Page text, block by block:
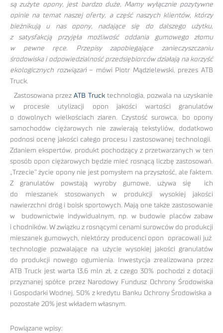
są zużyte opony, jest bardzo duże, Mamy wyłącznie pozytywne
opinie na temat naszej oferty, a część naszych klientów, którzy
bieżnikują u nas opony, nadające się do dalszego użytku,
z satysfakcją przyjęła możliwość oddania gumowego złomu
w pewne ręce. Przepisy zapobiegające zanieczyszczaniu
środowiska i odpowiedzialność przedsiębiorców działają na korzyść
ekologicznych rozwiązań– mówi Piotr Mądzielewski, prezes ATB
Truck.
Zastosowana przezATB Trucktechnologia, pozwala na uzyskanie
w procesie utylizacji opon jakości wartości granulatów
o dowolnych wielkościach ziaren. Czystość surowca, bo opony
samochodów ciężarowych nie zawierają tekstyliów, dodatkowo
podnosi ocenę jakości całego procesu i zastosowanej technologii.
Zdaniem ekspertów, produkt pochodzący z przetwarzanych w ten
sposób opon ciężarowych będzie mieć rosnącą liczbę zastosowań.
„Trzecie” życie opony nie jest pomysłem na przyszłość, ale faktem.
Z granulatów powstają wyroby gumowe, używa się ich
do mieszanek stosowanych w produkcji wysokiej jakości
nawierzchni dróg i boisk sportowych. Mają one także zastosowanie
w budownictwie indywidualnym, np. w budowie placów zabaw
i chodników. W związku z rosnącymi cenami surowców do produkcji
mieszanek gumowych, niektórzy producenci opon opracowali już
technologie pozwalające na użycie wysokiej jakości granulatów
do produkcji nowego ogumienia. Inwestycja zrealizowana przez
ATB Truck jest warta 13,6 mln zł, z czego 30% pochodzi z dotacji
przyznanej spółce przez Narodowy Fundusz Ochrony Środowiska
i Gospodarki Wodnej, 50% z kredytu Banku Ochrony Środowiska a
pozostałe 20% jest wkładem własnym.
Powiązane wpisy: